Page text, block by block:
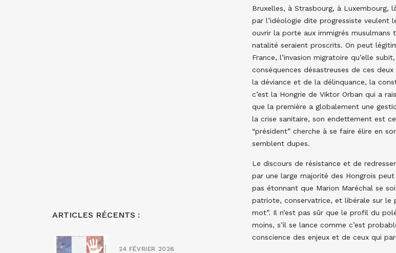
Bruxelles, à Strasbourg, à Luxembourg,
par l’idéologie dite progressiste veulent
ouvrir la porte aux immigrés
natalité seraient proscrits. On peut
France, l’invasion migratoire qu’elle
conséquences désastreuses de ces
la déviance et de la délinquance, la
c’est la Hongrie de Viktor Orban qui a
que la première a globalement une
la crise sanitaire, son endettement est
“président” cherche à se faire élire en
semblent dupes.
Le discours de résistance et de
par une large majorité des Hongrois
pas étonnant que Marion Maréchal se
patriote, conservatrice, et libérale sur le
mot”. Il n’est pas sûr que le profil du
moins, s’il se lance comme c’est
conscience des enjeux et de ceux qui
ARTICLES RÉCENTS :
24 FÉVRIER 2026